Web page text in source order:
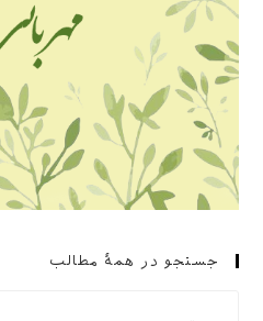
جستجو در همهٔ مطالب